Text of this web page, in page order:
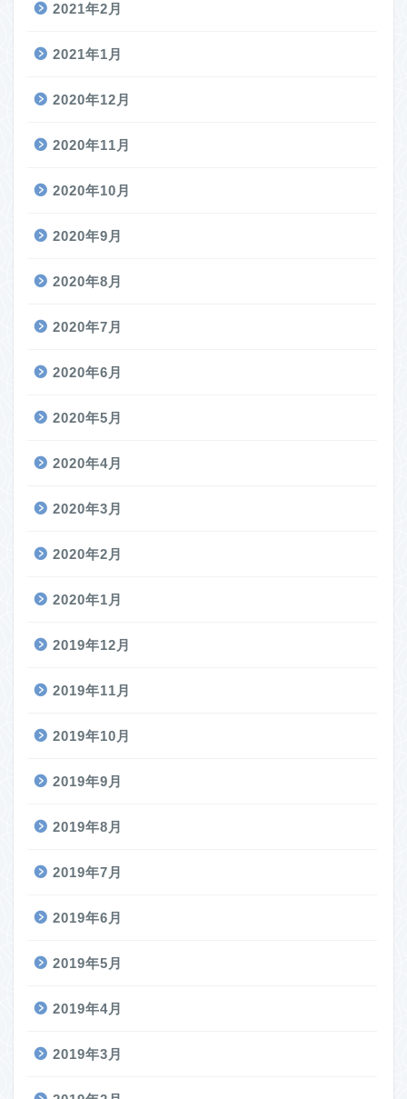
2021年2月
2021年1月
2020年12月
2020年11月
2020年10月
2020年9月
2020年8月
2020年7月
2020年6月
2020年5月
2020年4月
2020年3月
2020年2月
2020年1月
2019年12月
2019年11月
2019年10月
2019年9月
2019年8月
2019年7月
2019年6月
2019年5月
2019年4月
2019年3月